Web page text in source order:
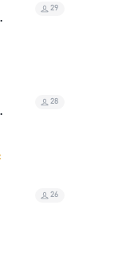
29
28
26